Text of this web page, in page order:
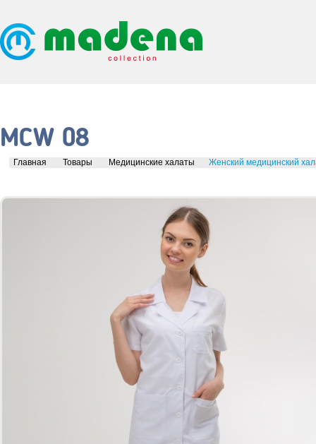
MCW 08
Главная Товары Медицинские халаты Женский медицинский